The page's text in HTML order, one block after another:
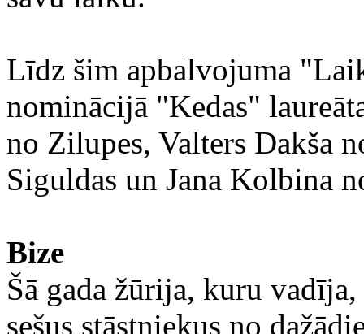
Līdz šim apbalvojuma
nominācijā "Kedas"
no Zilupes, Valters Dakša
Siguldas un Jana Kolbina
Bize
Šā gada žūrija, kuru
sešus stāstniekus no